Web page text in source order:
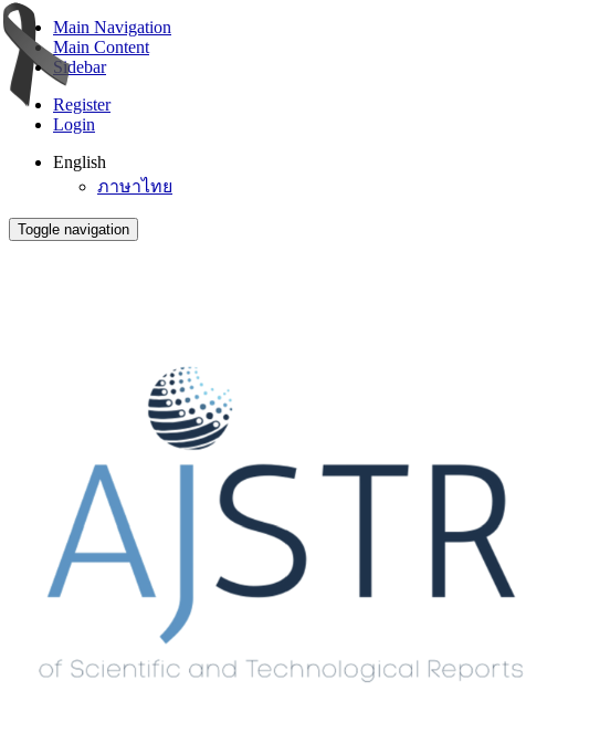
Main Navigation
Main Content
Sidebar
Register
Login
English
ภาษาไทย
Toggle navigation